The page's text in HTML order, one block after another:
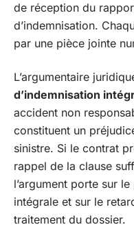
de réception du
d’indemnisation.
par une pièce jointe
L’argumentaire
d’indemnisation
accident non
constituent un
sinistre. Si le contrat
rappel de la clause
l’argument porte sur
intégrale et sur le
traitement du dossier.